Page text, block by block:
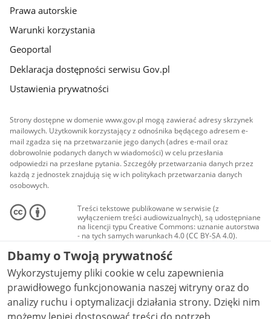
Prawa autorskie
Warunki korzystania
Geoportal
Deklaracja dostępności serwisu Gov.pl
Ustawienia prywatności
Strony dostępne w domenie www.gov.pl mogą zawierać adresy skrzynek
mailowych. Użytkownik korzystający z odnośnika będącego adresem e-
mail zgadza się na przetwarzanie jego danych (adres e-mail oraz
dobrowolnie podanych danych w wiadomości) w celu przesłania
odpowiedzi na przesłane pytania. Szczegóły przetwarzania danych przez
każdą z jednostek znajdują się w ich politykach przetwarzania danych
osobowych.
Treści tekstowe publikowane w serwisie (z
wyłączeniem treści audiowizualnych), są udostępniane
na licencji typu Creative Commons: uznanie autorstwa
- na tych samych warunkach 4.0 (CC BY-SA 4.0).
Materiały audiowizualne, w tym zdjęcia, materiały
audio i wideo, są udostępniane na licencji typu
Creative Commons: uznanie autorstwa użycie
niekomercyjne - bez utworów zależnych 4.0 (CC BY-
NC-ND 4.0), o ile nie jest to stwierdzone inaczej.
Dbamy o Twoją prywatność
Wykorzystujemy pliki cookie w celu zapewnienia
prawidłowego funkcjonowania naszej witryny oraz do
analizy ruchu i optymalizacji działania strony. Dzięki nim